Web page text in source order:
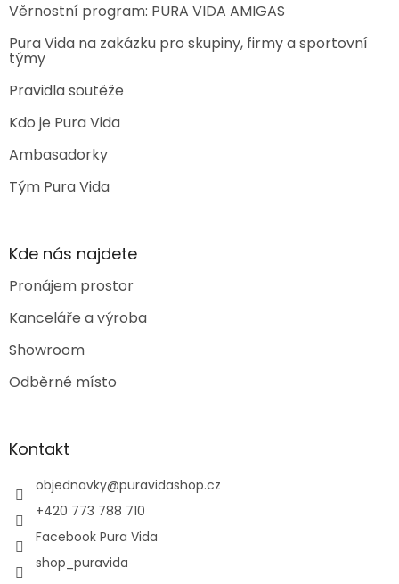
Věrnostní program: PURA VIDA AMIGAS
Pura Vida na zakázku pro skupiny, firmy a sportovní
týmy
Pravidla soutěže
Kdo je Pura Vida
Ambasadorky
Tým Pura Vida
Kde nás najdete
Pronájem prostor
Kanceláře a výroba
Showroom
Odběrné místo
Kontakt
objednavky@puravidashop.cz
+420 773 788 710
Facebook Pura Vida
shop_puravida